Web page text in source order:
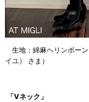
生地： 綿麻ヘリンボー
イユ）
さま）
「Vネック」